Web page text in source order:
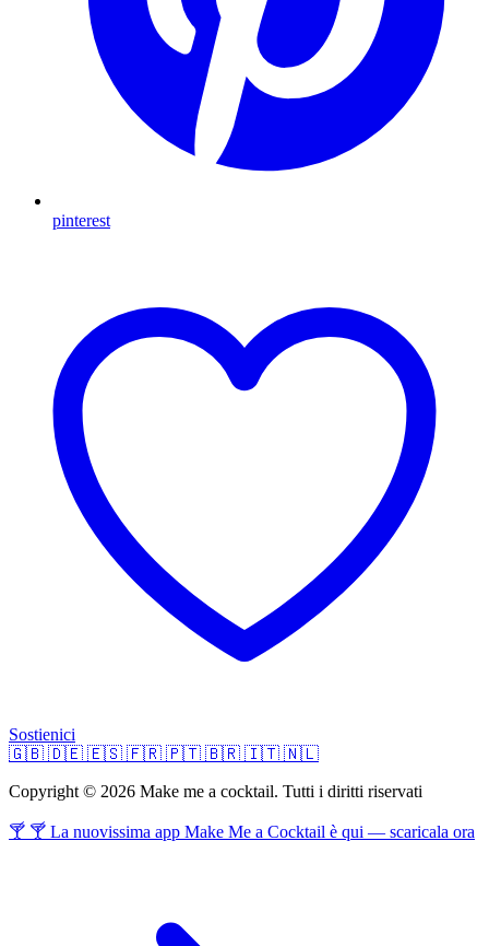
pinterest
Sostienici
🇬🇧 🇩🇪 🇪🇸 🇫🇷 🇵🇹 🇧🇷 🇮🇹 🇳🇱
Copyright © 2026 Make me a cocktail. Tutti i diritti riservati
🍸 🍸 La nuovissima app Make Me a Cocktail è qui — scaricala ora